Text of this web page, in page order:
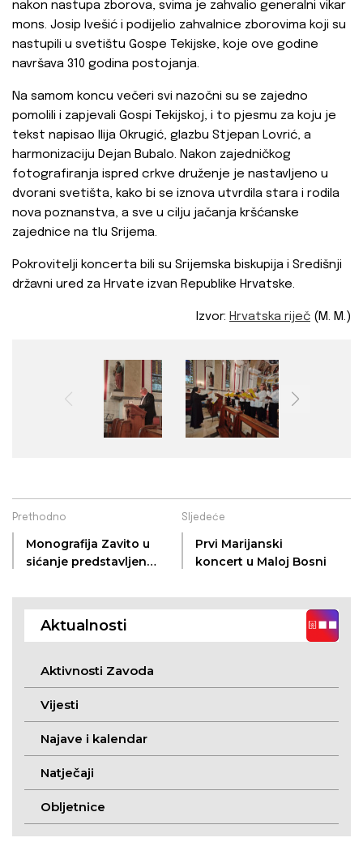
nakon nastupa zborova, svima je zahvalio generalni vikar
mons. Josip Ivešić i podijelio zahvalnice zborovima koji su
nastupili u svetištu Gospe Tekijske, koje ove godine
navršava 310 godina postojanja.
Na samom koncu večeri svi nazočni su se zajedno
pomolili i zapjevali Gospi Tekijskoj, i to pjesmu za koju je
tekst napisao Ilija Okrugić, glazbu Stjepan Lovrić, a
harmonizaciju Dejan Bubalo. Nakon zajedničkog
fotografiranja ispred crkve druženje je nastavljeno u
dvorani svetišta, kako bi se iznova utvrdila stara i rodila
nova poznanstva, a sve u cilju jačanja kršćanske
zajednice na tlu Srijema.
Pokrovitelji koncerta bili su Srijemska biskupija i Središnji
državni ured za Hrvate izvan Republike Hrvatske.
Izvor: Hrvatska riječ (M. M.)
Prethodno
Monografija Zavito u
sićanje predstavljena
Sljedeće
Prvi Marijanski
koncert u Maloj Bosni
Aktualnosti
Aktivnosti Zavoda
Vijesti
Najave i kalendar
Natječaji
Obljetnice